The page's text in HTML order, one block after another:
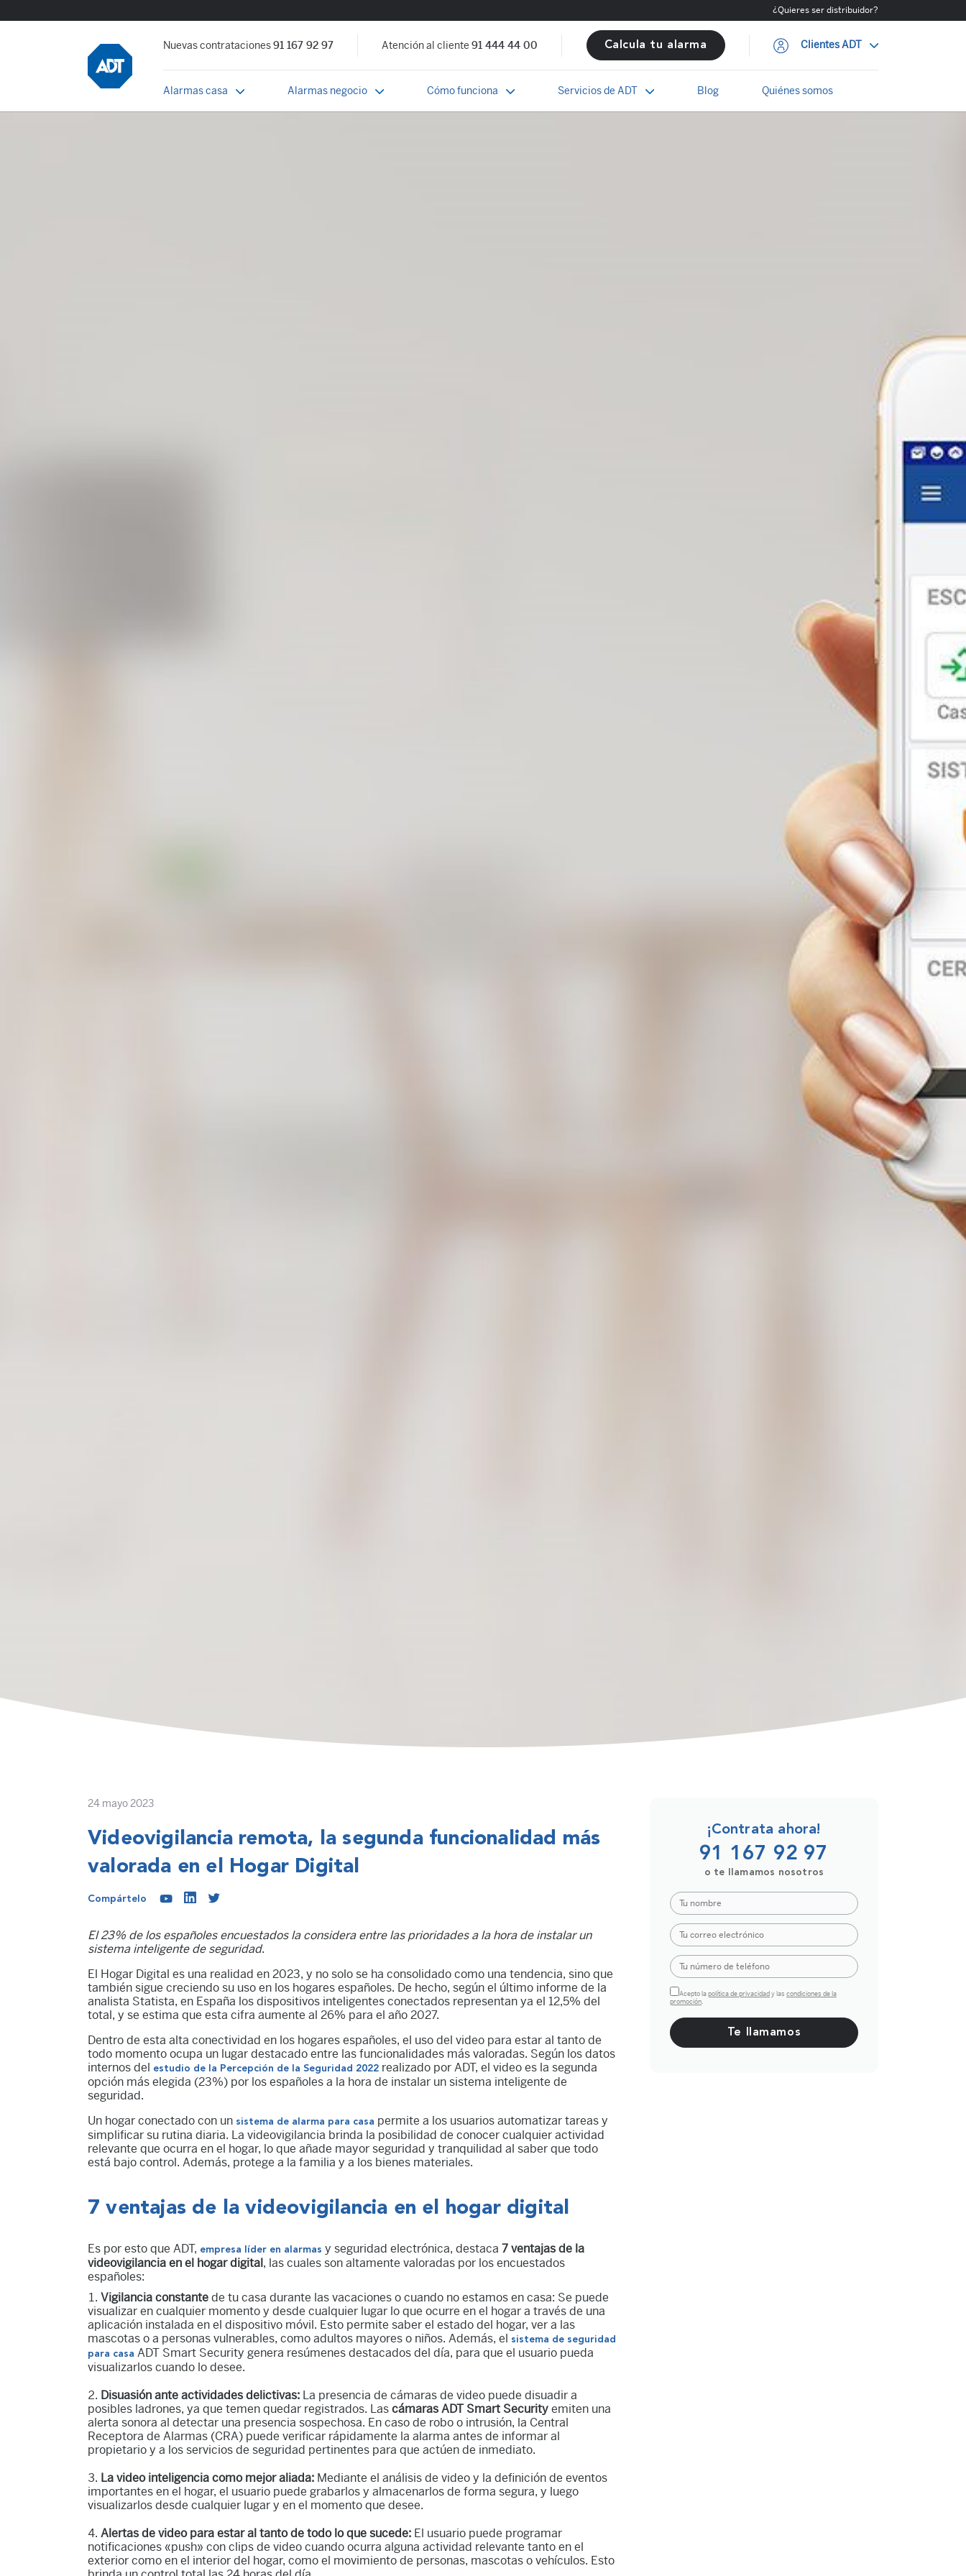
¿Quieres ser distribuidor?
Nuevas contrataciones91 167 92 97 Atención al cliente91 444 44 00 Calcula tu alarma Clientes ADT
Alarmas casa Alarmas negocio Cómo funciona Servicios de ADT Blog Quiénes somos
¡Contrata ahora!
91 167 92 97
o te llamamos nosotros
Acepto la política de privacidad y las condiciones de la
promoción.
Por favor, deja este campo vacío.
24 mayo 2023
Videovigilancia remota, la segunda funcionalidad más
valorada en el Hogar Digital
Compártelo
El 23% de los españoles encuestados la considera entre las prioridades a la hora de instalar un
sistema inteligente de seguridad.
El Hogar Digital es una realidad en 2023, y no solo se ha consolidado como una tendencia, sino que
también sigue creciendo su uso en los hogares españoles. De hecho, según el último informe de la
analista Statista, en España los dispositivos inteligentes conectados representan ya el 12,5% del
total, y se estima que esta cifra aumente al 26% para el año 2027.
Dentro de esta alta conectividad en los hogares españoles, el uso del video para estar al tanto de
todo momento ocupa un lugar destacado entre las funcionalidades más valoradas. Según los datos
internos del
estudio de la Percepción de la Seguridad 2022 realizado por ADT, el video es la segunda
opción más elegida (23%) por los españoles a la hora de instalar un sistema inteligente de
seguridad.
Un hogar conectado con un sistema de alarma para casa permite a los usuarios automatizar tareas y
simplificar su rutina diaria. La videovigilancia brinda la posibilidad de conocer cualquier actividad
relevante que ocurra en el hogar, lo que añade mayor seguridad y tranquilidad al saber que todo
está bajo control. Además, protege a la familia y a los bienes materiales.
7 ventajas de la videovigilancia en el hogar digital
Es por esto que ADT, empresa líder en alarmas y seguridad electrónica, destaca 7 ventajas de la
videovigilancia en el hogar digital , las cuales son altamente valoradas por los encuestados
españoles:
Vigilancia constante de tu casa durante las vacaciones o cuando no estamos en casa: Se puede
visualizar en cualquier momento y desde cualquier lugar lo que ocurre en el hogar a través de una
aplicación instalada en el dispositivo móvil. Esto permite saber el estado del hogar, ver a las
mascotas o a personas vulnerables, como adultos mayores o niños. Además, el
sistema de seguridad
para casa ADT Smart Security genera resúmenes destacados del día, para que el usuario pueda
visualizarlos cuando lo desee.
Disuasión ante actividades delictivas: La presencia de cámaras de video puede disuadir a
posibles ladrones, ya que temen quedar registrados. Las cámaras ADT Smart Security emiten una
alerta sonora al detectar una presencia sospechosa. En caso de robo o intrusión, la Central
Receptora de Alarmas (CRA) puede verificar rápidamente la alarma antes de informar al
propietario y a los servicios de seguridad pertinentes para que actúen de inmediato.
La video inteligencia como mejor aliada: Mediante el análisis de video y la definición de eventos
importantes en el hogar, el usuario puede grabarlos y almacenarlos de forma segura, y luego
visualizarlos desde cualquier lugar y en el momento que desee.
Alertas de video para estar al tanto de todo lo que sucede: El usuario puede programar
notificaciones «push» con clips de video cuando ocurra alguna actividad relevante tanto en el
exterior como en el interior del hogar, como el movimiento de personas, mascotas o vehículos. Esto